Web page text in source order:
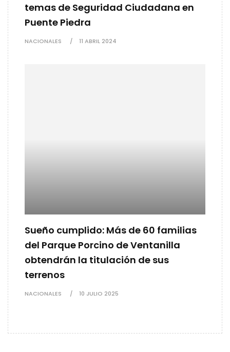
temas de Seguridad Ciudadana en
Puente Piedra
NACIONALES 11 ABRIL 2024
Sueño cumplido: Más de 60 familias
del Parque Porcino de Ventanilla
obtendrán la titulación de sus
terrenos
NACIONALES 10 JULIO 2025